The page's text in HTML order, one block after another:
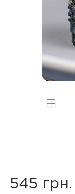
545 грн.